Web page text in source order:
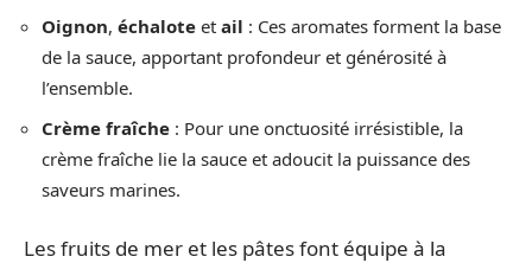
Oignon, échalote et ail : Ces aromates forment la base
de la sauce, apportant profondeur et générosité à
l’ensemble.
Crème fraîche : Pour une onctuosité irrésistible, la
crème fraîche lie la sauce et adoucit la puissance des
saveurs marines.
Les fruits de mer et les pâtes font équipe à la